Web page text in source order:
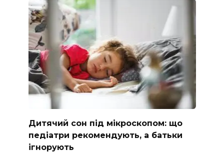
Дитячий сон під мікроскопом: що
педіатри рекомендують, а батьки
ігнорують